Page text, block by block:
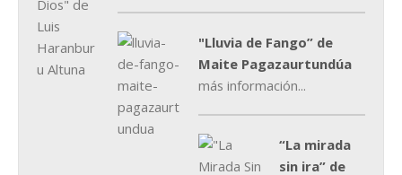
"Lluvia de Fango” de
Maite Pagazaurtundúa
más información...
“La mirada
sin ira” de